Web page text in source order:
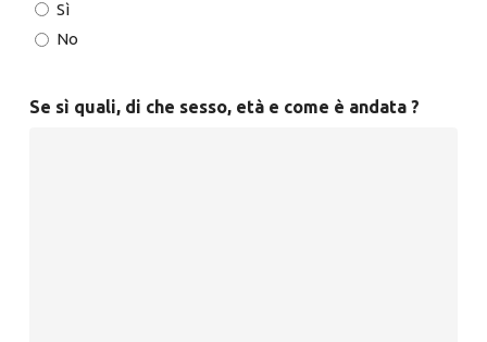
Sì
No
Se sì quali, di che sesso, età e come è andata ?